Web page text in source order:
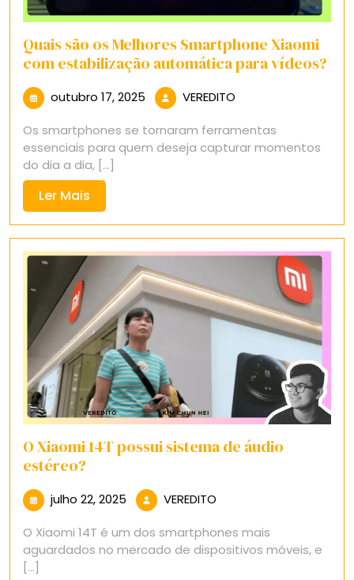
Quais são os Melhores Smartphone Xiaomi
com estabilização automática para vídeos?
outubro 17, 2025 outubro
2025
VEREDITO
Os smartphones se tornaram ferramentas
essenciais para quem deseja capturar momentos
do dia a dia, [...]
Ler Mais
Mais
O Xiaomi 14T possui sistema de áudio
estéreo?
julho 22, 2025 julho
2025
VEREDITO
O Xiaomi 14T é um dos smartphones mais
aguardados no mercado de dispositivos móveis, e
[...]